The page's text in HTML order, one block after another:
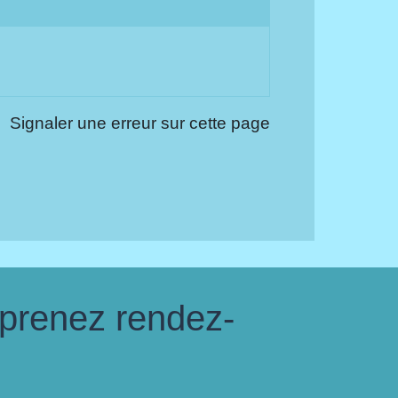
Signaler une erreur sur cette page
rendez-